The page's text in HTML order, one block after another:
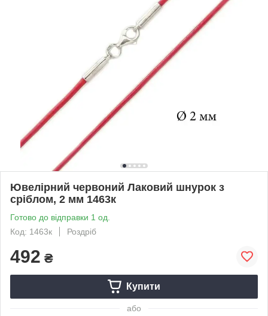
Ювелірний червоний Лаковий шнурок з
сріблом, 2 мм 1463к
Готово до відправки 1 од.
Код: 1463к
Роздріб
492 ₴
Купити
або